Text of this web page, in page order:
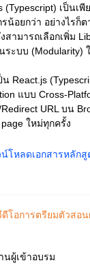
(Typescript) เป็นเ
น้อยกว่า อย่างไรก็
ามารถเลือกเพิ่ม
นระบบ
น React.js
แบบ Cross-
Redirect URL บน
ใหม่ทุกครั้ง
น์โหลดเอกสารหลักสู
ดีโอการตรียมตัวสอ
นผู้เข้าอบรม